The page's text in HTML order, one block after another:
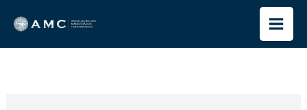
para
o